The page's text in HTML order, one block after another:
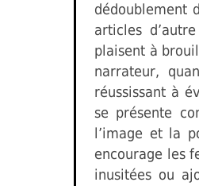
dédoublement
articles
plaisent à
narrateur,
réussissant à
se présente
l’image et la
encourage les
inusitées ou